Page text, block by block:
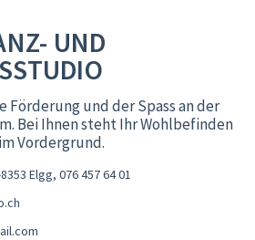
UND
Förderung und der Spass an der
Bei Ihnen steht Ihr Wohlbefinden
Vordergrund.
Elgg, 076 457 64 01